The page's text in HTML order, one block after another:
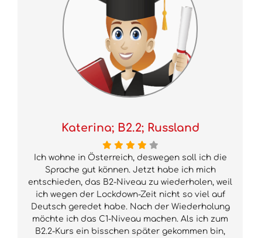
Katerina; B2.2; Russland
Ich wohne in Österreich, deswegen soll ich die
Sprache gut können. Jetzt habe ich mich
entschieden, das B2-Niveau zu wiederholen, weil
ich wegen der Lockdown-Zeit nicht so viel auf
Deutsch geredet habe. Nach der Wiederholung
möchte ich das C1-Niveau machen. Als ich zum
B2.2-Kurs ein bisschen später gekommen bin,